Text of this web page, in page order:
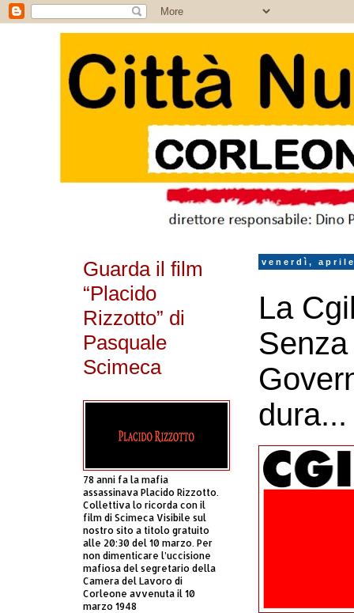
venerdì,
La
dura...
Guarda il film
“Placido
Rizzotto” di
Pasquale
Scimeca
78 anni fa la mafia
assassinava Placido Rizzotto.
Collettiva lo ricorda con il
film di Scimeca Visibile sul
nostro sito a titolo gratuito
alle 20:30 del 10 marzo. Per
non dimenticare l’uccisione
mafiosa del segretario della
Camera del Lavoro di
Corleone avvenuta il 10
marzo 1948